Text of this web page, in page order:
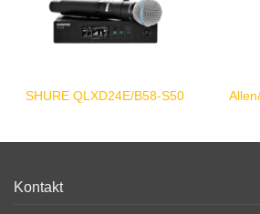
SHURE QLXD24E/B58-S50
Kontakt